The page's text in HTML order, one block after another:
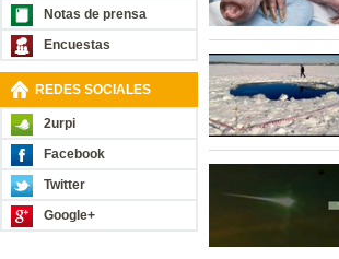
Notas de prensa
Encuestas
REDES SOCIALES
2urpi
Facebook
Twitter
Google+